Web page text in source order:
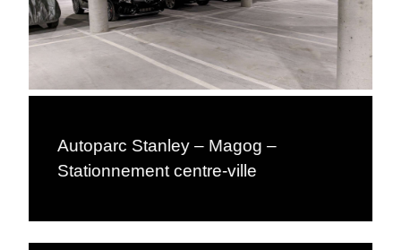
Autoparc Stanley – Magog –
Stationnement centre-ville